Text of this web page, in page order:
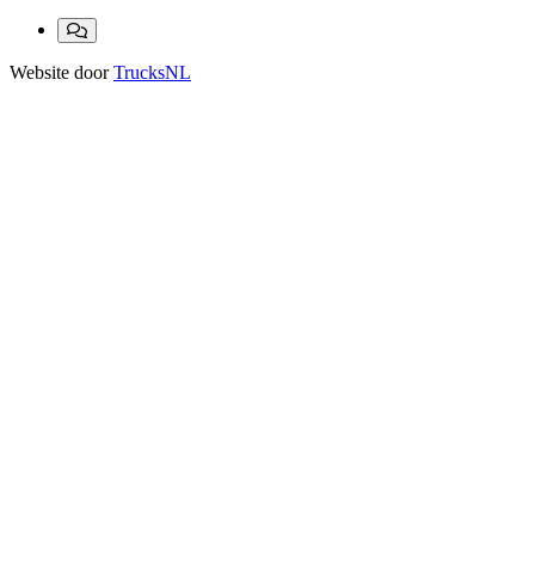
Website door TrucksNL